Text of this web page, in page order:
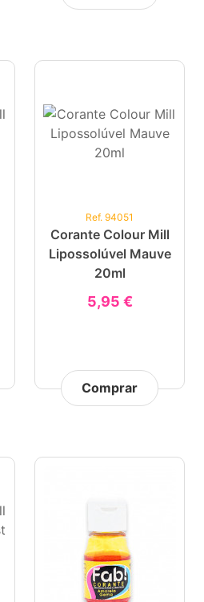
Ref. 94051
Corante Colour Mill
Lipossolúvel Mauve
20ml
5,95 €
Comprar